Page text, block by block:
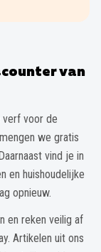
van
verf voor de
we gratis
vind je in
en huishoudelijke
opnieuw.
en reken veilig af
Artikelen uit ons